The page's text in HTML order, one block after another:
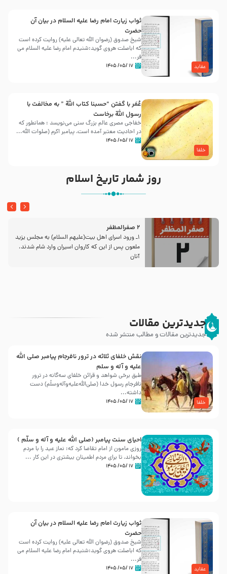
عقاید
ثواب زیارت امام رضا علیه السلام در بیان آن
حضرت
شیخ صدوق (رضوان الله تعالی علیه) روایت کرده است
که اباصلت هروی گوید:شنیدم امام رضا علیه السلام می
فر...
۱۷ /۰۵/ ۱۴۰۵
خلفا
عُمَر با گفتن “حسبنا كتاب اللّه ” به مخالفت با
رسول اللّه برخاست
خفاجی مصری عالم بزرگ سنی می‌نویسد : همانطور که
در احادیث معتبر آمده است، پیامبر اکرم (صلوات اللّه...
۱۷ /۰۵/ ۱۴۰۵
روز شمار تاریخ اسلام
2 صفرالمظفر
1ـ ورود اسراى اهل بیت‌(علیهم السلام) به مجلس یزید
ملعون پس از این كه كاروان اسیران وارد شام شدند،
آنان
جدیدترین مقالات
جدیدترین مقالات و مطالب منتشر شده
خلفا
نقش خلفای ثلاثه در ترور نافرجام پیامبر صلی الله
علیه و آله و سلم
طبق برخی شواهد و قرائن خلفای سه‌گانه در ترور
نافرجام رسول خدا (صلی‌الله‌علیه‌و‌آله‌وسلّم) دست
داشته‌...
۱۷ /۰۵/ ۱۴۰۵
احیای سنت پیامبر (صلی الله علیه و آله و سلّم )
روزی مامون از امام تقاضا کرد که: نماز عید را با مردم
بخواند، تا برای مردم اطمینان بیشتری در این کار ...
۱۷ /۰۵/ ۱۴۰۵
عقاید
ثواب زیارت امام رضا علیه السلام در بیان آن
حضرت
شیخ صدوق (رضوان الله تعالی علیه) روایت کرده است
که اباصلت هروی گوید:شنیدم امام رضا علیه السلام می
فر...
۱۷ /۰۵/ ۱۴۰۵